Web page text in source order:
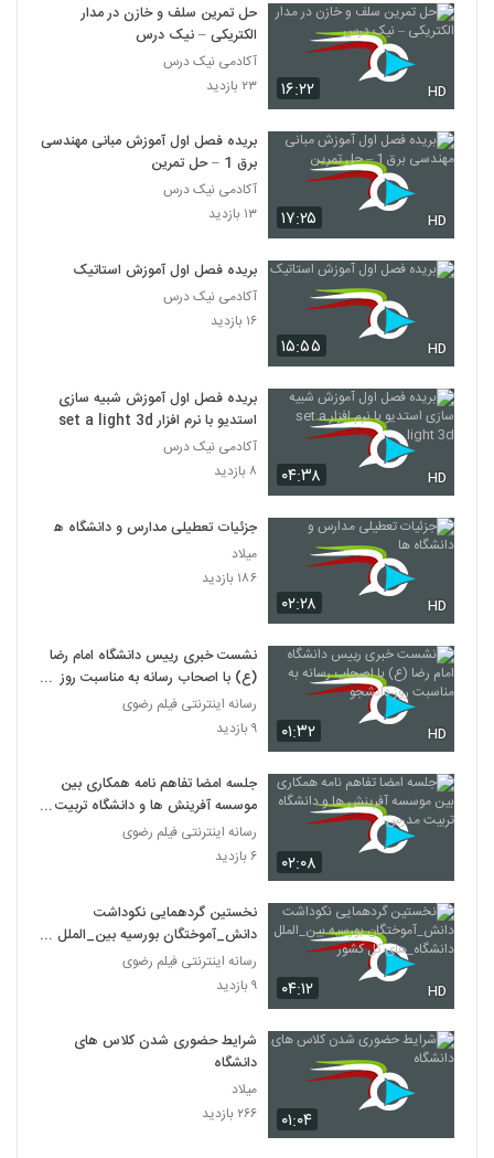
۱۶:۲۲ HD
حل تمرین سلف و خازن در مدار
الکتریکی – نیک درس
آکادمی نیک درس
۲۳ بازدید
۱۷:۲۵ HD
بریده فصل اول آموزش مبانی مهندسی
برق 1 – حل تمرین
آکادمی نیک درس
۱۳ بازدید
۱۵:۵۵ HD
بریده فصل اول آموزش استاتیک
آکادمی نیک درس
۱۶ بازدید
۰۴:۳۸ HD
بریده فصل اول آموزش شبیه سازی
استدیو با نرم افزار set a light 3d
آکادمی نیک درس
۸ بازدید
۰۲:۲۸ HD
جزئیات تعطیلی مدارس و دانشگاه ها
میلاد
۱۸۶ بازدید
۰۱:۳۲ HD
نشست خبری رییس دانشگاه امام رضا
(ع) با اصحاب رسانه به مناسبت روز
دانشجو
رسانه اینترنتی فیلم رضوی
۹ بازدید
۰۲:۰۸
جلسه امضا تفاهم نامه همکاری بین
موسسه آفرینش ها و دانشگاه تربیت
مدرس
رسانه اینترنتی فیلم رضوی
۶ بازدید
۰۴:۱۲ HD
نخستین گردهمایی نکوداشت
دانش_آموختگان بورسیه بین_الملل
دانشگاه_های کل کشور
رسانه اینترنتی فیلم رضوی
۹ بازدید
۰۱:۰۴
شرایط حضوری شدن کلاس ‎های
دانشگاه
میلاد
۲۶۶ بازدید